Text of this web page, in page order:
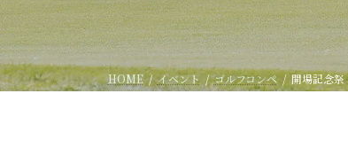
HOME イベント ゴルフコンペ 開場記念祭